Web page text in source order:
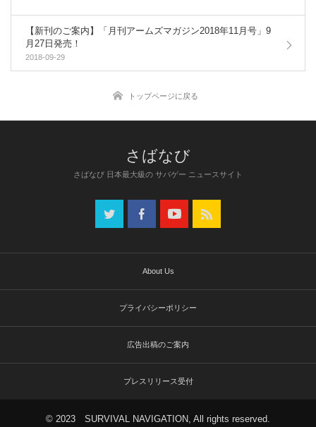
【新刊のご案内】「月刊アームズマガジン2018年11月号」9
月27日発売！
2018-09-29
トップページに戻る
さばなび 日本最大級の サバゲー ニュースサイト
About Us
プライバシーポリシー
広告出稿のご案内
プレスリリース受付
© 2023 SURVIVAL NAVIGATION, All rights reserved.